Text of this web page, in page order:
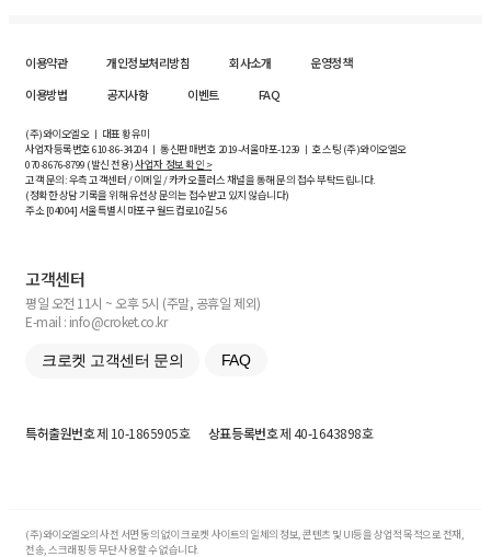
이용약관 개인정보처리방침 회사소개
운영정책
이용방법
공지사항 이벤트 FAQ
(주)와이오엘오 ㅣ 대표 황유미
사업자등록번호610-86-34204ㅣ 통신판매번호 2019-서울마포-1239 ㅣ 호스팅 (주)와이오엘오
070-8676-8799 (발신 전용)사업자 정보 확인 >
고객 문의: 우측 고객센터 / 이메일 / 카카오플러스 채널을 통해 문의 접수 부탁드립니다.
(정확한 상담 기록을 위해 유선상 문의는 접수받고 있지 않습니다)
주소 [04004] 서울특별시 마포구 월드컵로10길5-6
고객센터
평일 오전 11시 ~ 오후 5시 (주말, 공휴일 제외)
E-mail : info@croket.co.kr
크로켓 고객센터 문의 FAQ
특허출원번호제 10-1865905호 상표등록번호제 40-1643898호
(주)와이오엘오의 사전 서면 동의 없이 크로켓 사이트의 일체의 정보, 콘텐츠 및 UI등을 상업적 목적으로 전재,
전송, 스크래핑 등 무단 사용할 수 없습니다.